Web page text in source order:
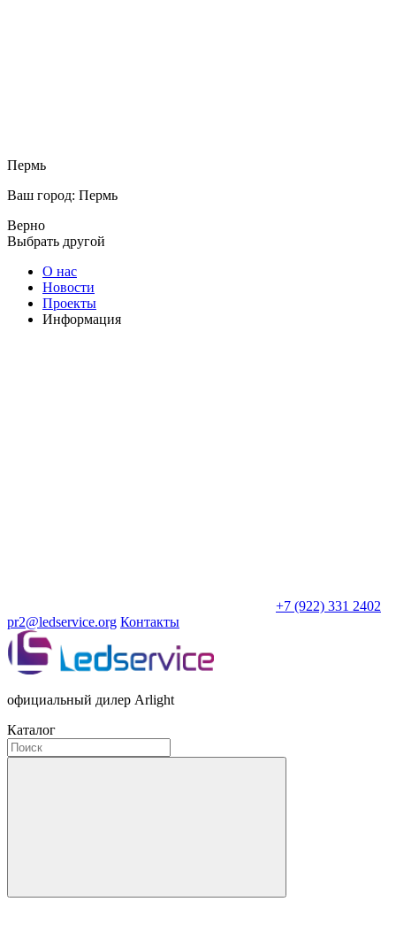
Пермь
Ваш город: Пермь
Верно
Выбрать другой
О нас
Новости
Проекты
Информация
+7 (922) 331 2402
pr2@ledservice.org Контакты
официальный дилер Arlight
Каталог